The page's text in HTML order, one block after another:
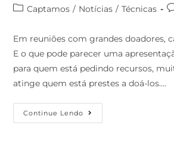
Captamos / Notícias / Técnicas
Em reuniões com grandes doadores,
E o que pode parecer uma
para quem está pedindo recursos,
atinge quem está prestes a doá-los.…
Continue Lendo